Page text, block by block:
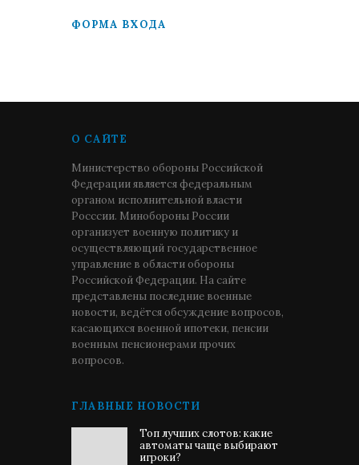
ФОРМА ВХОДА
О САЙТЕ
Министерство обороны Российской
Федерации является федеральным
органом исполнительной власти
Росссии. Минобороны России
организует военную политику и
осуществляющий государственное
управление в области обороны
Российской Федерации. На сайте
представлены последние военные
новости, ведётся обсуждение вопросов,
касающихся военной ипотеки, пенсии
военным пенсионерами прочих
вопросов.
ГЛАВНЫЕ НОВОСТИ
Топ лучших слотов: какие
автоматы чаще выбирают
игроки?